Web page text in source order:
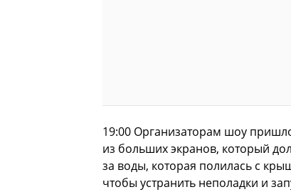
19:00 Организаторам шоу
из больших экранов, который
за воды, которая полилась с
чтобы устранить неполадки и